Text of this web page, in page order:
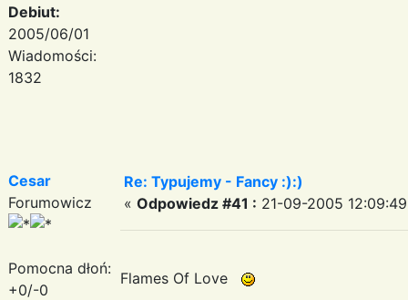
Debiut:
2005/06/01
Wiadomości:
1832
Cesar
Forumowicz
Pomocna dłoń:
+0/-0
Re: Typujemy - Fancy :):)
« Odpowiedz #41 : 21-09-2005
Flames Of Love